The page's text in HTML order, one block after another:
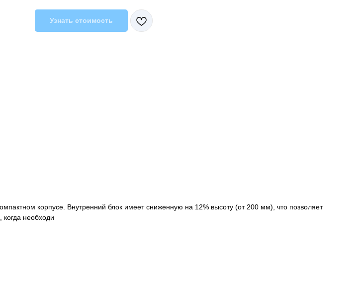
Узнать стоимость
корпусе. Внутренний блок имеет сниженную на 12% высоту (от 200 мм), что позволяет
необходи